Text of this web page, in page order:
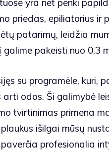
yra net penki
priedas, epiliatorius ir
patarimų, leidžia
galime pakeisti nuo 0,3
su programėle, kuri,
arti odos. Ši galimybė
tvirtinimas primena
išilgai mūsų
profesionalia